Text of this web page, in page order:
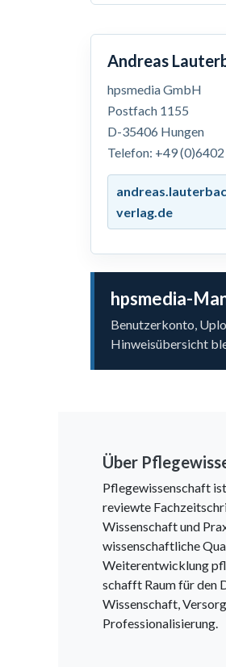
Andreas
hpsmedia GmbH
Postfach 1155
D-35406 Hungen
Telefon: +49
verlag.de
hpsmedia-
Benutzerkonto,
Hinweisübersicht
Über
Pflegewissenschaft
reviewte
Wissenschaft und
wissenschaftliche
Weiterentwicklung
schafft Raum für den
Wissenschaft,
Professionalisierung.